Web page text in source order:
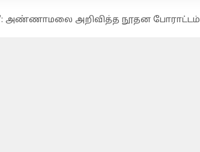
அண்ணாமலை அறிவித்த நூதன போராட்டம்